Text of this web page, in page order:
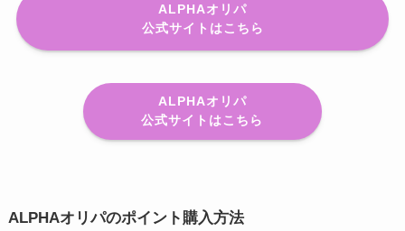
ALPHAオリパ
公式サイトはこちら
ALPHAオリパ
公式サイトはこちら
ALPHAオリパのポイント購入方法